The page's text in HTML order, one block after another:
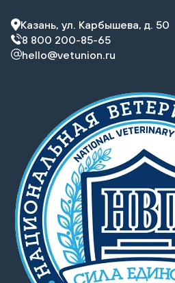
Казань, ул. Карбышева, д. 50
8 800 200-85-65
hello@vetunion.ru